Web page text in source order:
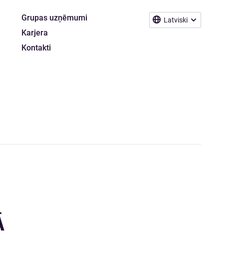
Latviski
Grupas uzņēmumi
Karjera
Kontakti